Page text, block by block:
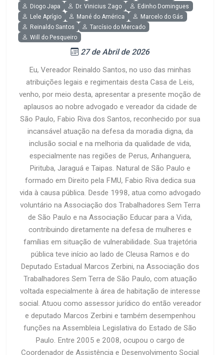
Diogo Japa
Dr. Vinicius Zago
Edinho Domingues
Lele Aprígio
Mané do América
Marcelo do Gás
Reinaldo Santos
Tarcísio do Mercado
Will do Pesqueiro
27 de Abril de 2026
Eu, Vereador Reinaldo Santos, no uso das minhas
atribuições legais e regimentais desta Casa de Leis,
venho, por meio desta, apresentar a presente moção de
aplausos ao nobre advogado e vereador da cidade de
São Paulo, Fabio Riva dos Santos, reconhecido por sua
incansável atuação na defesa da moradia digna, da
inclusão social e na melhoria da qualidade de vida,
especialmente nas regiões de Perus, Anhanguera,
Pirituba, Jaraguá e Taipas. Natural de São Paulo e
formado em Direito pela FMU, Fabio Riva dedica sua
vida à causa pública. Desde 1998, atua como advogado
voluntário na Associação dos Trabalhadores Sem Terra
de São Paulo e na Associação Educar para a Vida,
contribuindo diretamente na defesa de mulheres e
famílias em situação de vulnerabilidade. Sua trajetória
pública teve início ao lado de Cleusa Ramos e do
Deputado Estadual Marcos Zerbini, na Associação dos
Trabalhadores Sem Terra de São Paulo, com atuação
voltada especialmente à área de habitação de interesse
social. Atuou como assessor jurídico do então vereador
e deputado Marcos Zerbini e também desempenhou
funções na Assembleia Legislativa do Estado de São
Paulo. Entre 2005 e 2008, ocupou o cargo de
Coordenador de Assistência e Desenvolvimento Social